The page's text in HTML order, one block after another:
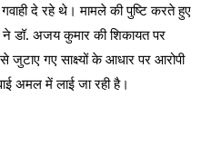
दे रहे थे। मामले की पुष्टि करते हुए
ने डॉ. अजय कुमार की शिकायत पर
गए साक्ष्यों के आधार पर आरोपी
अमल में लाई जा रही है।